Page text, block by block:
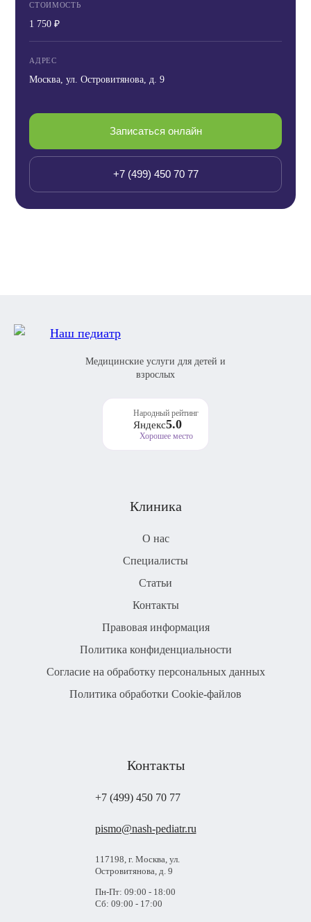
СТОИМОСТЬ
1 750 ₽
АДРЕС
Москва, ул. Островитянова, д. 9
Записаться онлайн
+7 (499) 450 70 77
Медицинские услуги для детей и
взрослых
Народный рейтинг
Яндекс5.0
Хорошее место
Клиника
О нас
Специалисты
Статьи
Контакты
Правовая информация
Политика конфиденциальности
Согласие на обработку персональных данных
Политика обработки Cookie-файлов
Контакты
+7 (499) 450 70 77
pismo@nash-pediatr.ru
117198, г. Москва, ул.
Островитянова, д. 9
Пн-Пт: 09:00 - 18:00
Сб: 09:00 - 17:00